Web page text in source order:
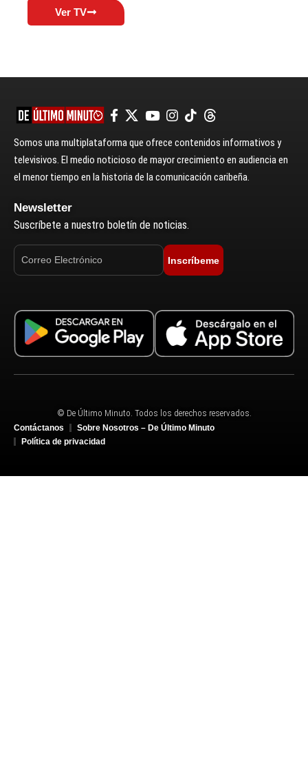
Ver TV
Somos una multiplataforma que ofrece contenidos informativos y
televisivos. El medio noticioso de mayor crecimiento en audiencia en
el menor tiempo en la historia de la comunicación caribeña.
Newsletter
Suscríbete a nuestro boletín de noticias.
Inscríbeme
© De Último Minuto. Todos los derechos reservados.
Contáctanos
Sobre Nosotros – De Último Minuto
Política de privacidad